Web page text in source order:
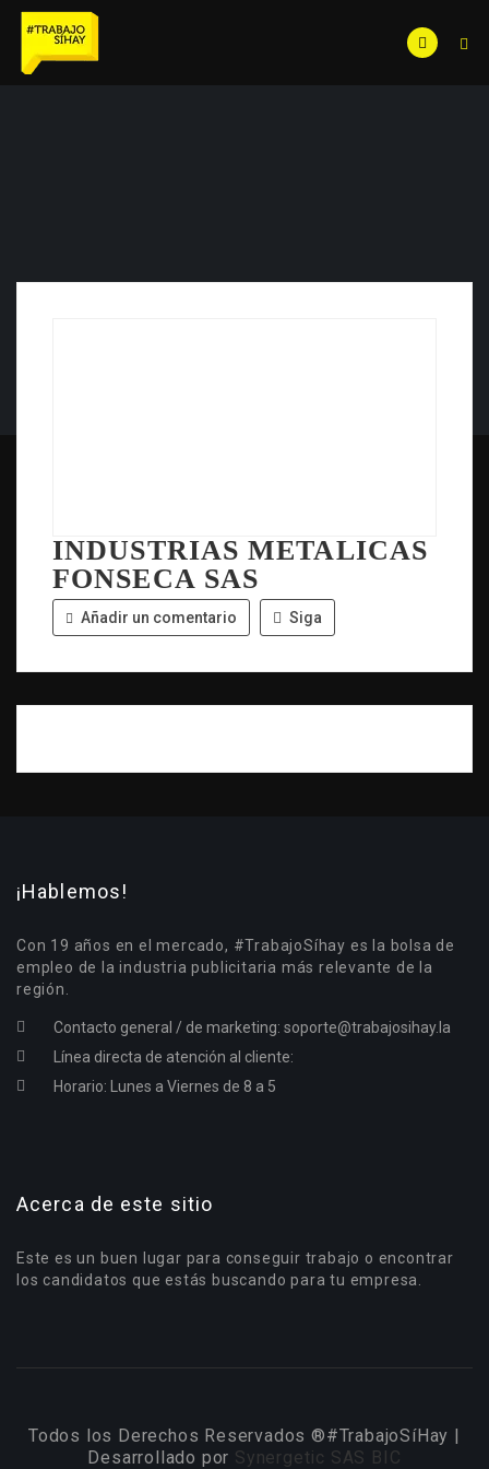
INDUSTRIAS METALICAS
FONSECA SAS
Añadir un comentario Siga
¡Hablemos!
Con 19 años en el mercado, #TrabajoSíhay es la bolsa de
empleo de la industria publicitaria más relevante de la
región.
Contacto general / de marketing: soporte@trabajosihay.la
Línea directa de atención al cliente:
Horario: Lunes a Viernes de 8 a 5
Acerca de este sitio
Este es un buen lugar para conseguir trabajo o encontrar
los candidatos que estás buscando para tu empresa.
Todos los Derechos Reservados ®#TrabajoSíHay |
Desarrollado por Synergetic SAS BIC